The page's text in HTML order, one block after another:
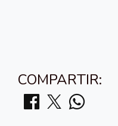
COMPARTIR: